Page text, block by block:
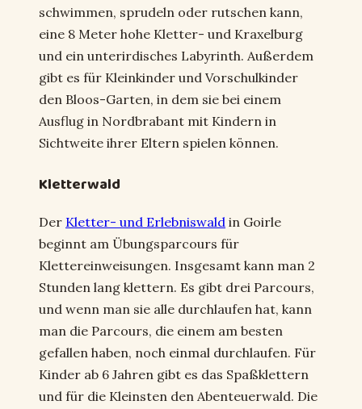
schwimmen, sprudeln oder rutschen kann,
eine 8 Meter hohe Kletter- und Kraxelburg
und ein unterirdisches Labyrinth. Außerdem
gibt es für Kleinkinder und Vorschulkinder
den Bloos-Garten, in dem sie bei einem
Ausflug in Nordbrabant mit Kindern in
Sichtweite ihrer Eltern spielen können.
Kletterwald
Der Kletter- und Erlebniswald in Goirle
beginnt am Übungsparcours für
Klettereinweisungen. Insgesamt kann man 2
Stunden lang klettern. Es gibt drei Parcours,
und wenn man sie alle durchlaufen hat, kann
man die Parcours, die einem am besten
gefallen haben, noch einmal durchlaufen. Für
Kinder ab 6 Jahren gibt es das Spaßklettern
und für die Kleinsten den Abenteuerwald. Die